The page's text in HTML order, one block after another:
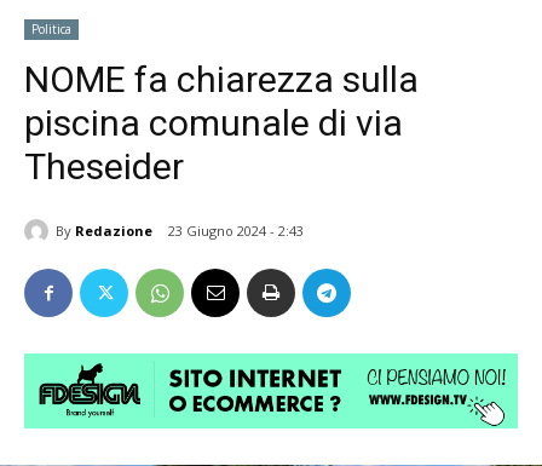
Politica
NOME fa chiarezza sulla
piscina comunale di via
Theseider
By Redazione 23 Giugno 2024 - 2:43